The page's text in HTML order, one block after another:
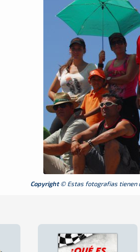
Copyright© Estas fotografias tienen